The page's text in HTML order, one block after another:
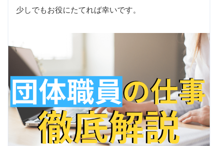
少しでもお役にたてれば幸いです。